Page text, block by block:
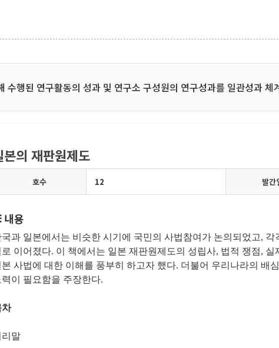
수행된 연구활동의 성과 및 연구소 구성원의 연구성과를 일관성과
본의 재판원제도
호수 12 발간
내용
국과 일본에서는 비슷한 시기에 국민의 사법참여가 논의되었고,
이어졌다. 이 책에서는 일본 재판원제도의 성립사, 법적 쟁점,
본 사법에 대한 이해를 풍부히 하고자 했다. 더불어 우리나라의 배
력이 필요함을 주장한다.
차
리말